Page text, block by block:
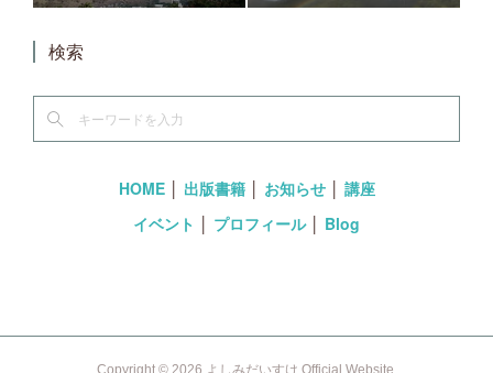
検索
HOME│ 出版書籍│ お知らせ│ 講座
イベント
プロフィール│ Blog
Copyright © 2026 よしみだいすけ Official Website